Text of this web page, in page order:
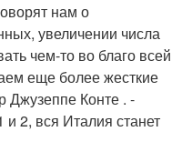
нам о
увеличении числа
чем-то во благо всей
еще более жесткие
Джузеппе Конте . -
2, вся Италия станет